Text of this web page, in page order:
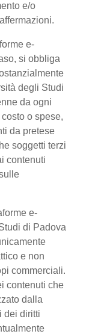
e/o
e-
si obbliga
degli Studi
da ogni
o spese,
da pretese
soggetti terzi
contenuti
e-
di Padova
e non
commerciali.
contenuti che
dalla
dei diritti